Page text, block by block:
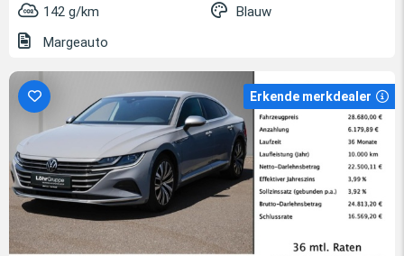
142 g/km
Blauw
Margeauto
Erkende merkdealer